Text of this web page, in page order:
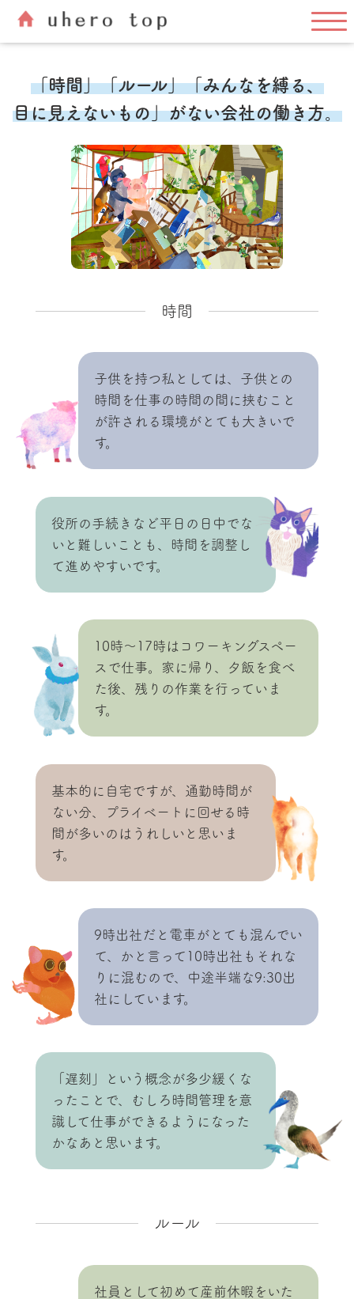
「時間」「ルール」「みんなを縛る、
目に見えないもの」がない会社の働き方。
時間
子供を持つ私としては、子供との
時間を仕事の時間の間に挟むこと
が許される環境がとても大きいで
す。
役所の手続きなど平日の日中でな
いと難しいことも、時間を調整し
て進めやすいです。
10時〜17時はコワーキングスペー
スで仕事。家に帰り、夕飯を食べ
た後、残りの作業を行っていま
す。
基本的に自宅ですが、通勤時間が
ない分、プライベートに回せる時
間が多いのはうれしいと思いま
す。
9時出社だと電車がとても混んでい
て、かと言って10時出社もそれな
りに混むので、中途半端な9:30出
社にしています。
「遅刻」という概念が多少緩くな
ったことで、むしろ時間管理を意
識して仕事ができるようになった
かなあと思います。
ルール
社員として初めて産前休暇をいた